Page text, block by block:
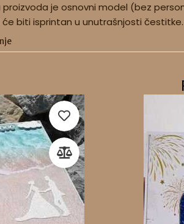
je osnovni model (bez
biti isprintan u unutrašnjosti čestitke.